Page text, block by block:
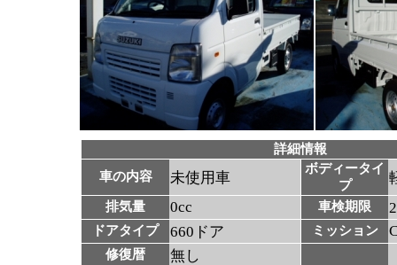
詳細情報
車の内容
未使用車
ボディータイ
プ
排気量 0cc 車検期限
ドアタイプ 660ドア ミッション
修復暦 無し